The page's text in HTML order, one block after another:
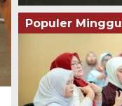
Populer Minggu